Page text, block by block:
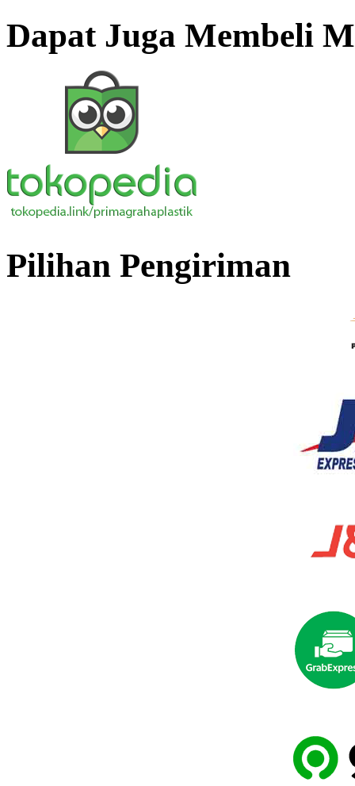
Dapat Juga Membeli
Pilihan Pengiriman